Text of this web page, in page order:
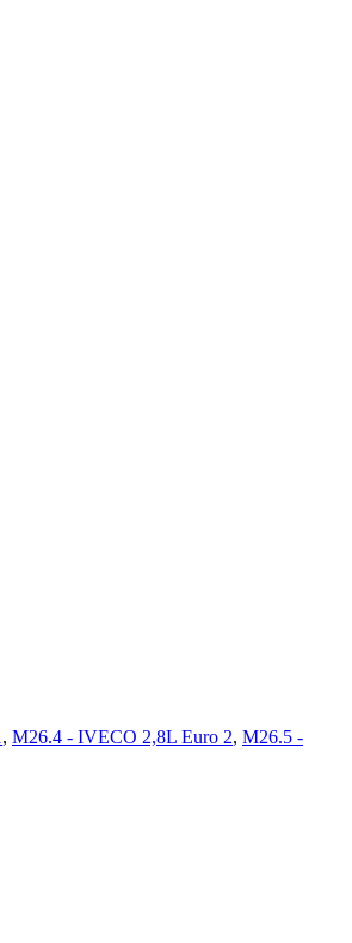
, M26.4 - IVECO 2,8L Euro 2, M26.5 -